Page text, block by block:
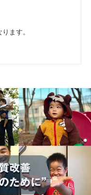
ます。